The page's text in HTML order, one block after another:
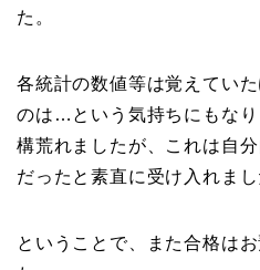
た。
各統計の数値等は覚えてい
のは…という気持ちにもな
構荒れましたが、これは自
だったと素直に受け入れまし
ということで、また合格は